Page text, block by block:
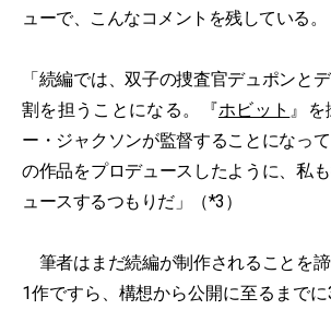
ューで、こんなコメントを残している。
「続編では、双子の捜査官デュポンと
割を担うことになる。『ホビット 』を
ー・ジャクソンが監督することになっ
の作品をプロデュースしたように、私
ュースするつもりだ」（*3）
筆者はまだ続編が制作されることを
1作ですら、構想から公開に至るまで